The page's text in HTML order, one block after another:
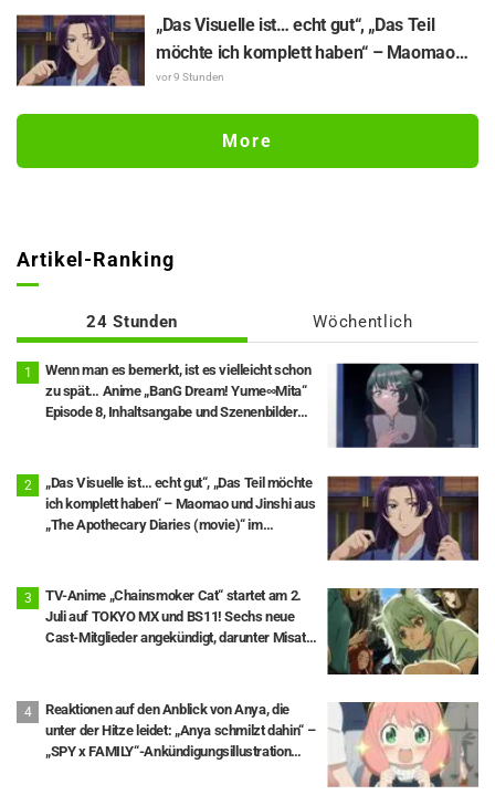
Holzspalten auf dem Campingplatz von
sich reden, surrealer Weltanblick sorgt für
Reaktionen wie „Sie genießt wirklich
„Das Visuelle ist… echt gut“, „Das Teil
möchte ich komplett haben“ – Maomao
und Jinshi aus „The Apothecary Diaries
aufwendige Figuren umgesetzt
vor 9 Stunden
More
Artikel-Ranking
24 Stunden Wöchentlich
Wenn man es bemerkt, ist es vielleicht schon
zu spät… Anime „BanG Dream! Yume∞Mita“
Episode 8, Inhaltsangabe und Szenenbilder
„Das Visuelle ist… echt gut“, „Das Teil möchte
ich komplett haben“ – Maomao und Jinshi aus
„The Apothecary Diaries (movie)“ im
TV-Anime „Chainsmoker Cat“ startet am 2.
Juli auf TOKYO MX und BS11! Sechs neue
Cast-Mitglieder angekündigt, darunter Misato
Reaktionen auf den Anblick von Anya, die
unter der Hitze leidet: „Anya schmilzt dahin“ –
„SPY x FAMILY“-Ankündigungsillustration